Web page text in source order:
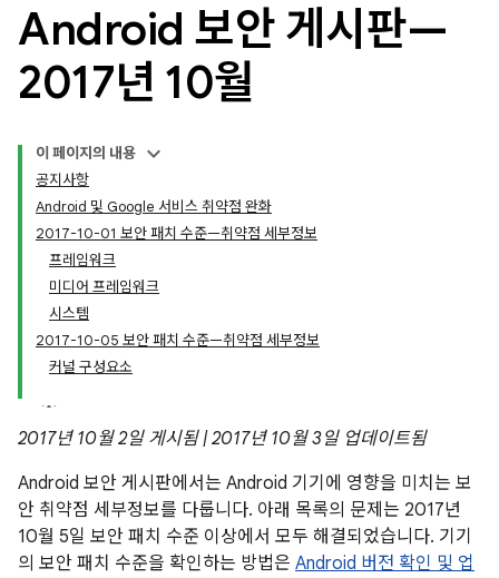
Android 보안 게시판—
2017년 10월
이 페이지의 내용
공지사항
Android 및 Google 서비스 취약점 완화
2017-10-01 보안 패치 수준—취약점 세부정보
프레임워크
미디어 프레임워크
시스템
2017-10-05 보안 패치 수준—취약점 세부정보
커널 구성요소
2017년 10월 2일 게시됨 | 2017년 10월 3일 업데이트됨
Android 보안 게시판에서는 Android 기기에 영향을 미치는 보
안 취약점 세부정보를 다룹니다. 아래 목록의 문제는 2017년
10월 5일 보안 패치 수준 이상에서 모두 해결되었습니다. 기기
의 보안 패치 수준을 확인하는 방법은 Android 버전 확인 및 업